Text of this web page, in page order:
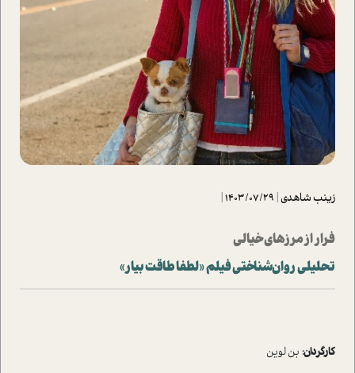
زینب شاهدی|
1403/07/29
|
فرار از مرزهای خیالی
تحلیلی روان‌شناختی فیلم «لطفا طاقت بیار»
کارگردان: بن لوین